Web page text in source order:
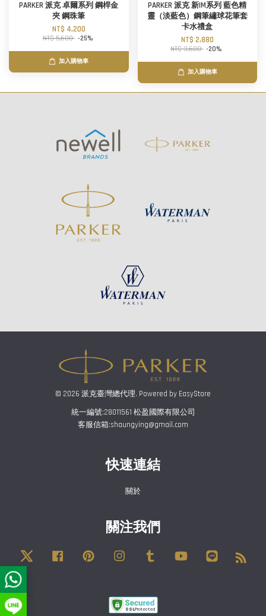
PARKER 派克 卓爾系列 鋼桿金
夾 鋼珠筆
NT$ 4,200
NT$ 5,600 -25%
加入購物車
PARKER 派克 新IM系列 藍色精
靈（淡藍色）鋼筆繡球花筆套
卡水禮盒
NT$ 2,880
NT$ 3,600 -20%
加入購物車
© 2026 派克臺灣總代理. Powered by EasyStore
統一編號:28011561 松盈國際有限公司
客服信箱:shaungying@gmail.com
快速連結
關於
關注我們
Twitter Facebook Pinterest Instagram Tumblr YouTube